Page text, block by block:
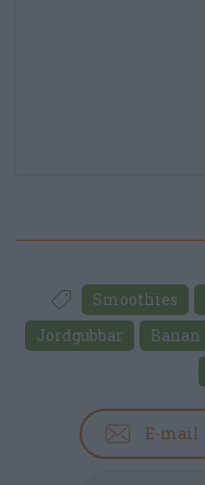
Smoothies
Jordgubbar
Banan
E-mail